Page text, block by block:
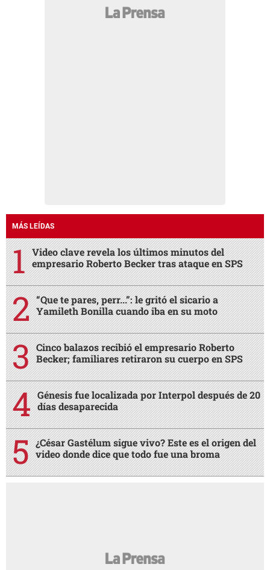
MÁS LEÍDAS
Video clave revela los últimos minutos del
empresario Roberto Becker tras ataque en SPS
“Que te pares, perr...”: le gritó el sicario a
Yamileth Bonilla cuando iba en su moto
Cinco balazos recibió el empresario Roberto
Becker; familiares retiraron su cuerpo en SPS
Génesis fue localizada por Interpol después de 20
días desaparecida
¿César Gastélum sigue vivo? Este es el origen del
video donde dice que todo fue una broma